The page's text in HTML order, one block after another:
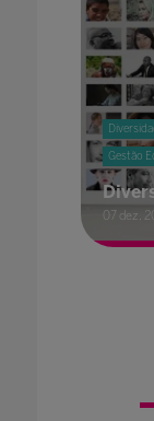
Gestão
07 dez.